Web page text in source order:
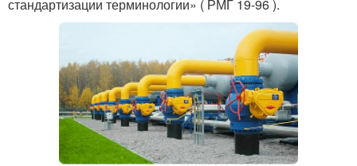
стандартизации терминологии» ( РМГ 19-96 ).